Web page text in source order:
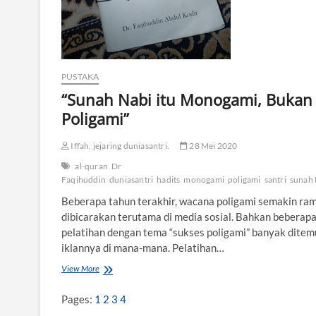
i
n
a
u
l
t
k
n
t
r
i
PUSTAKA
“Sunah Nabi itu Monogami, Bukan
Poligami”
Iffah, jejaring duniasantri.
28 Mei 2020
al-quran Dr
Faqihuddin duniasantri hadits monogami poligami santri sunah
Beberapa tahun terakhir, wacana poligami semakin
dibicarakan terutama di media sosial. Bahkan beberapa
pelatihan dengan tema “sukses poligami” banyak
iklannya di mana-mana. Pelatihan…
View More
n
Pages: 1 2 3 4